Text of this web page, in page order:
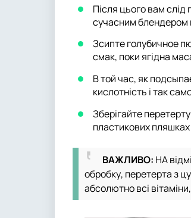
Після цього вам слід
сучасним блендером
Зсипте голубичное
смак, поки ягідна
В той час, як
кислотність і так
Зберігайте
пластикових
ВАЖЛИВО: НА
обробку, перетерта з
абсолютно всі